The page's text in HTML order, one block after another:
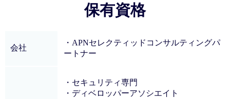
保有資格
会社
・APNセレクティッドコンサルティングパ
ートナー
・セキュリティ専門
・ディベロッパーアソシエイト